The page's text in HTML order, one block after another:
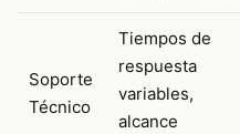
Soporte
Técnico
Tiempos de
respuesta
variables,
alcance